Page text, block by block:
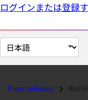
ログインまたは登録
ペ
ー
のPress releases Red